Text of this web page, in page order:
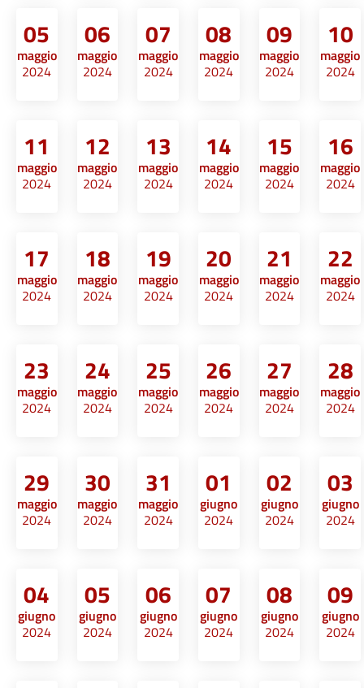
05
maggio
2024
06
maggio
2024
07
maggio
2024
08
maggio
2024
09
maggio
2024
10
maggio
2024
11
maggio
2024
12
maggio
2024
13
maggio
2024
14
maggio
2024
15
maggio
2024
16
maggio
2024
17
maggio
2024
18
maggio
2024
19
maggio
2024
20
maggio
2024
21
maggio
2024
22
maggio
2024
23
maggio
2024
24
maggio
2024
25
maggio
2024
26
maggio
2024
27
maggio
2024
28
maggio
2024
29
maggio
2024
30
maggio
2024
31
maggio
2024
01
giugno
2024
02
giugno
2024
03
giugno
2024
04
giugno
2024
05
giugno
2024
06
giugno
2024
07
giugno
2024
08
giugno
2024
09
giugno
2024